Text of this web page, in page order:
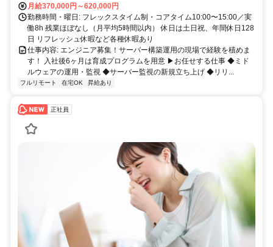
月給370,000円～620,000円
勤務時間・曜日: フレックスタイム制・コアタイム10:00〜15:00／実
働8h 残業ほぼなし（月平均5時間以内） 休日は土日祝、年間休日128
日 リフレッシュ休暇など各種休暇あり
仕事内容: エンジニア募集！サーバー構築運用の現場で経験を積めま
す！ 入社後6ヶ月は育成プログラムを用意 ▶お任せする仕事 ◆ミド
ルウェアの運用・監視 ◆サーバー監視の新規立ち上げ ◆リリ...
フルリモート 在宅OK 昇給あり
正社員